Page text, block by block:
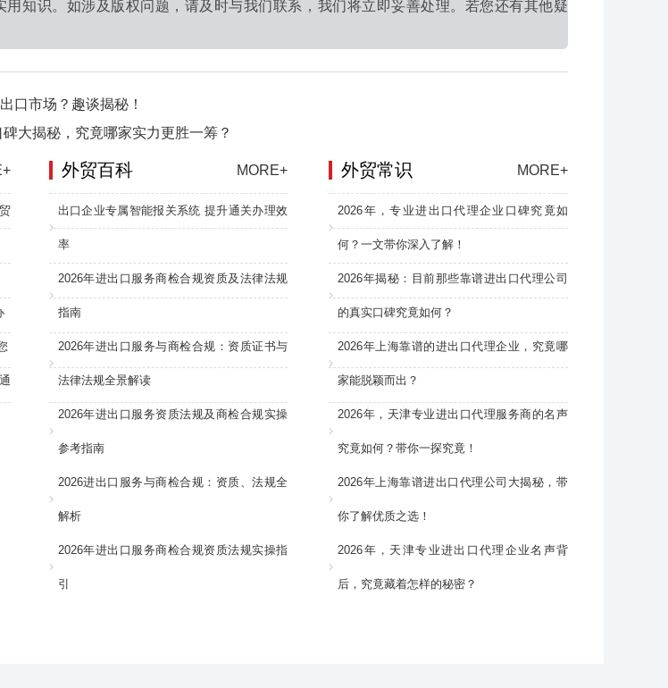
知识。如涉及版权问题，请及时与我们联系，我们将立即妥善处理。若您还有其他疑
口市场？趣谈揭秘！
大揭秘，究竟哪家实力更胜一筹？
外贸常识 MORE+
2026年，专业进出口代理企业口碑究竟如
何？一文带你深入了解！
2026年揭秘：目前那些靠谱进出口代理公司
的真实口碑究竟如何？
2026年上海靠谱的进出口代理企业，究竟哪
家能脱颖而出？
2026年，天津专业进出口代理服务商的名声
究竟如何？带你一探究竟！
2026年上海靠谱进出口代理公司大揭秘，带
你了解优质之选！
2026年，天津专业进出口代理企业名声背
后，究竟藏着怎样的秘密？
外贸百科 MORE+
出口企业专属智能报关系统 提升通关办理效
率
2026年进出口服务商检合规资质及法律法规
指南
2026年进出口服务与商检合规：资质证书与
法律法规全景解读
2026年进出口服务资质法规及商检合规实操
参考指南
2026进出口服务与商检合规：资质、法规全
解析
2026年进出口服务商检合规资质法规实操指
引